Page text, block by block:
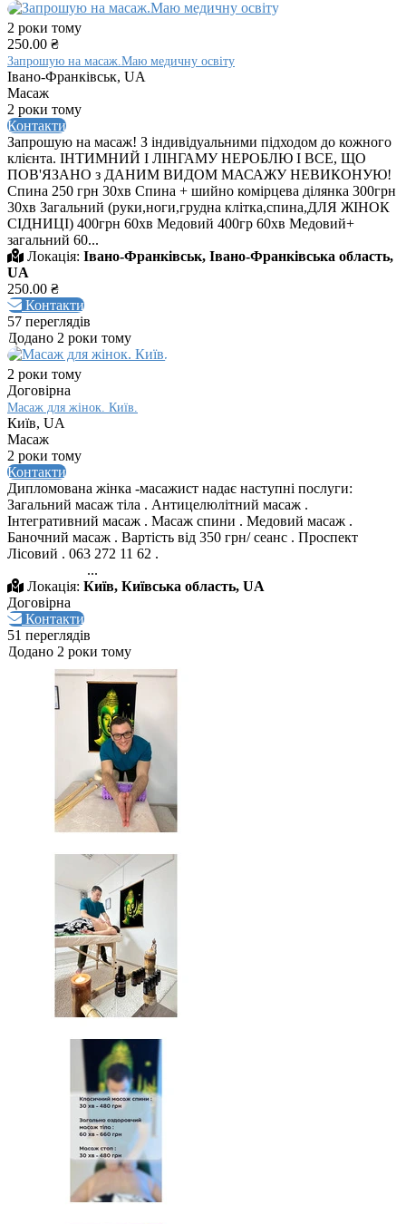
2 роки тому
250.00 ₴
Запрошую на масаж.Маю медичну освіту
Івано-Франківськ, UA
Масаж
2 роки тому
Контакти
Запрошую на масаж! З індивідуальними підходом до кожного
клієнта. ІНТИМНИЙ І ЛІНГАМУ НЕРОБЛЮ І ВСЕ, ЩО
ПОВ'ЯЗАНО з ДАНИМ ВИДОМ МАСАЖУ НЕВИКОНУЮ!
Спина 250 грн 30хв Спина + шийно комірцева ділянка 300грн
30хв Загальний (руки,ноги,грудна клітка,спина,ДЛЯ ЖІНОК
СІДНИЦІ) 400грн 60хв Медовий 400гр 60хв Медовий+
загальний 60...
Локація: Івано-Франківськ, Івано-Франківська область,
UA
250.00 ₴
Контакти
57 переглядів
Додано 2 роки тому
2 роки тому
Договірна
Масаж для жінок. Київ.
Київ, UA
Масаж
2 роки тому
Контакти
Дипломована жінка -масажист надає наступні послуги:
Загальний масаж тіла . Антицелюлітний масаж .
Інтегративний масаж . Масаж спини . Медовий масаж .
Баночний масаж . Вартість від 350 грн/ сеанс . Проспект
Лісовий . 063 272 11 62 .
...
Локація: Київ, Київська область, UA
Договірна
Контакти
51 переглядів
Додано 2 роки тому